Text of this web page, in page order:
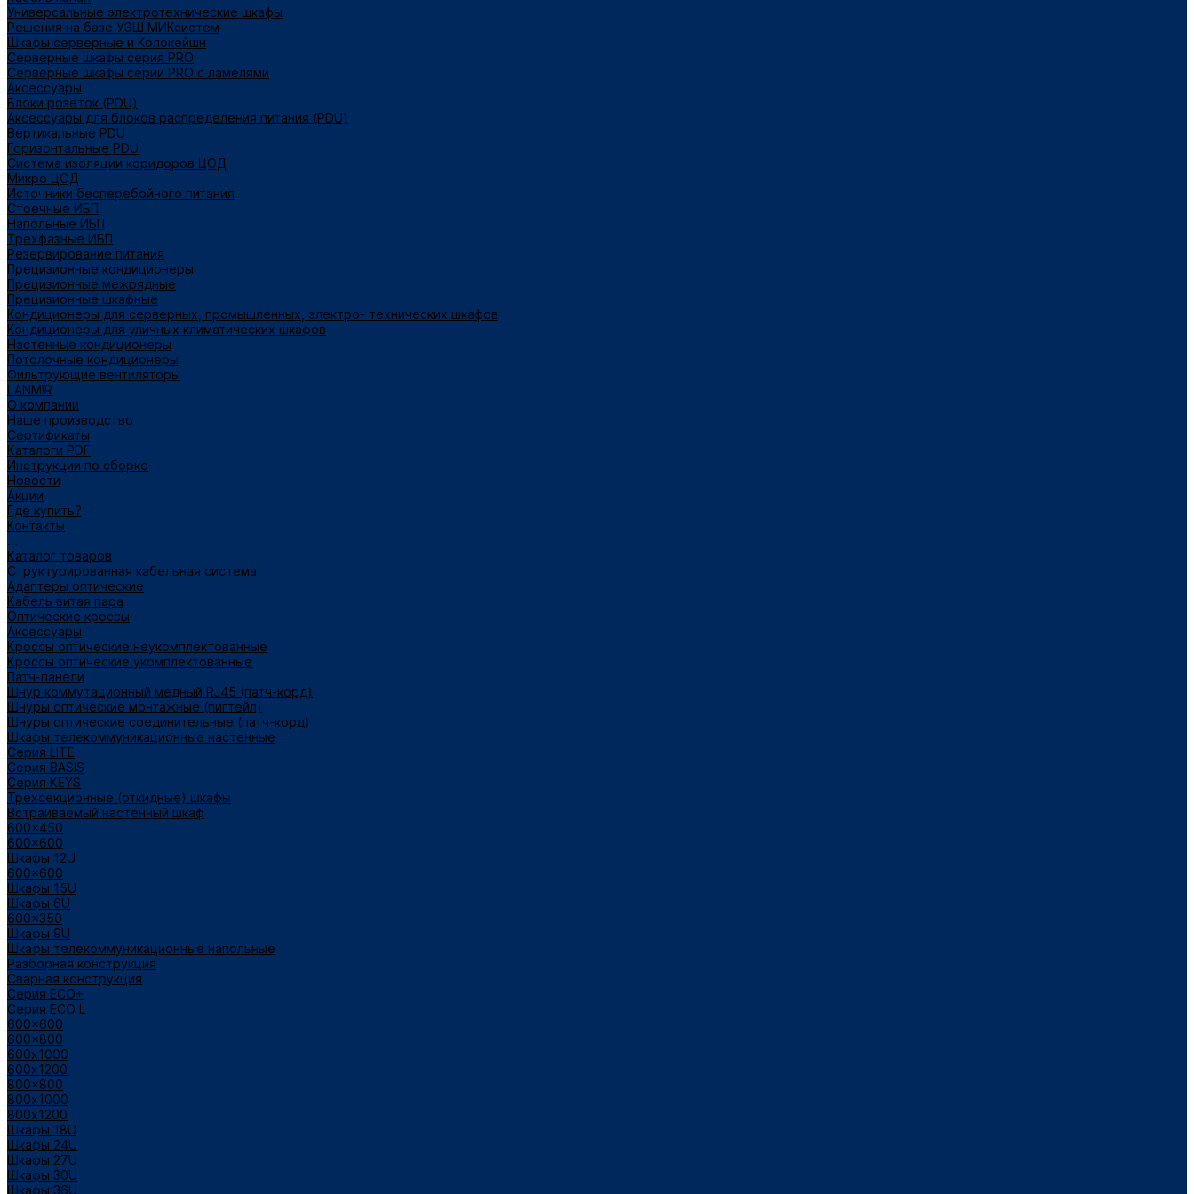
Универсальные электротехнические шкафы
Решения на базе УЭШ МИКсистем
Шкафы серверные и Колокейшн
Серверные шкафы серия PRO
Серверные шкафы серии PRO с ламелями
Аксессуары
Блоки розеток (PDU)
Аксессуары для блоков распределения питания (PDU)
Вертикальные PDU
Горизонтальные PDU
Система изоляции коридоров ЦОД
Микро ЦОД
Источники бесперебойного питания
Стоечные ИБП
Напольные ИБП
Трёхфазные ИБП
Резервирование питания
Прецизионные кондиционеры
Прецизионные межрядные
Прецизионные шкафные
Кондиционеры для серверных, промышленных, электро- технических шкафов
Кондиционеры для уличных климатических шкафов
Настенные кондиционеры
Потолочные кондиционеры
Фильтрующие вентиляторы
LANMIR
О компании
Наше производство
Сертификаты
Каталоги PDF
Инструкции по сборке
Новости
Акции
Где купить?
Контакты
...
Каталог товаров
Структурированная кабельная система
Адаптеры оптические
Кабель витая пара
Оптические кроссы
Аксессуары
Кроссы оптические неукомплектованные
Кроссы оптические укомплектованные
Патч-панели
Шнур коммутационный медный RJ45 (патч-корд)
Шнуры оптические монтажные (пигтейл)
Шнуры оптические соединительные (патч-корд)
Шкафы телекоммуникационные настенные
Cерия LITE
Cерия BASIS
Cерия KEYS
Трехсекционные (откидные) шкафы
Встраиваемый настенный шкаф
600x450
600x600
Шкафы 12U
600x600
Шкафы 15U
Шкафы 6U
600x350
Шкафы 9U
Шкафы телекоммуникационные напольные
Разборная конструкция
Сварная конструкция
Серия ECO+
Серия ECO L
600x600
600x800
600х1000
600х1200
800x800
800х1000
800х1200
Шкафы 18U
Шкафы 24U
Шкафы 27U
Шкафы 30U
Шкафы 36U